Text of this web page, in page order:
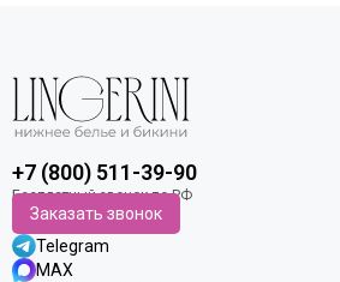
+7 (800) 511-39-90
Заказать звонок
Telegram
MAX